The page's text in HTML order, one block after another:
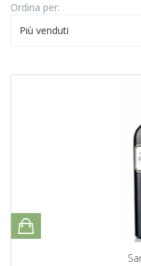
Ordina per:
Più venduti